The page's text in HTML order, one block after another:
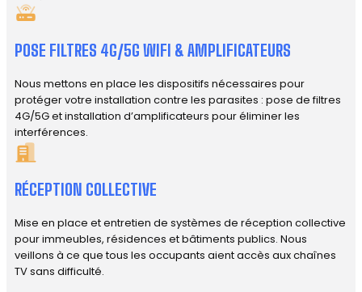
POSE FILTRES 4G/5G WIFI & AMPLIFICATEURS
Nous mettons en place les dispositifs nécessaires pour
protéger votre installation contre les parasites : pose de filtres
4G/5G et installation d’amplificateurs pour éliminer les
interférences.
RÉCEPTION COLLECTIVE
Mise en place et entretien de systèmes de réception collective
pour immeubles, résidences et bâtiments publics. Nous
veillons à ce que tous les occupants aient accès aux chaînes
TV sans difficulté.